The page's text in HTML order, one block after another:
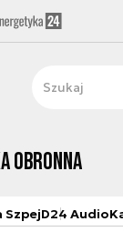
obronna
SzpejD24 Audio